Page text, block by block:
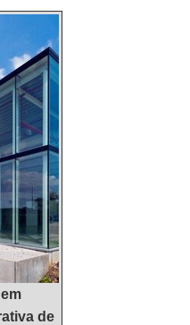
SOBRE
cortina
que
janelas
maxim
e
no que
c...
de